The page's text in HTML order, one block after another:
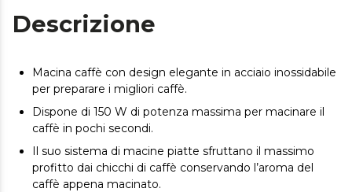
Descrizione
Macina caffè con design elegante in acciaio inossidabile
per preparare i migliori caffè.
Dispone di 150 W di potenza massima per macinare il
caffè in pochi secondi.
Il suo sistema di macine piatte sfruttano il massimo
profitto dai chicchi di caffè conservando l’aroma del
caffè appena macinato.